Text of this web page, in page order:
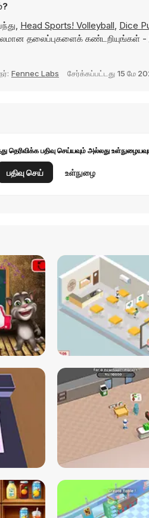
Head Sports! Volleyball, Dice
தலைப்புகளைக் கண்டறியுங்கள்
Fennec Labs சேர்க்கப்பட்டது 15 மே
தெரிவிக்க பதிவு செய்யவும் அல்லது
பதிவு செய் உள்நுழை